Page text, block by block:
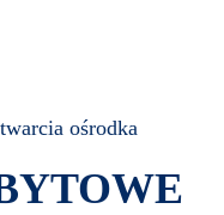
ośrodka